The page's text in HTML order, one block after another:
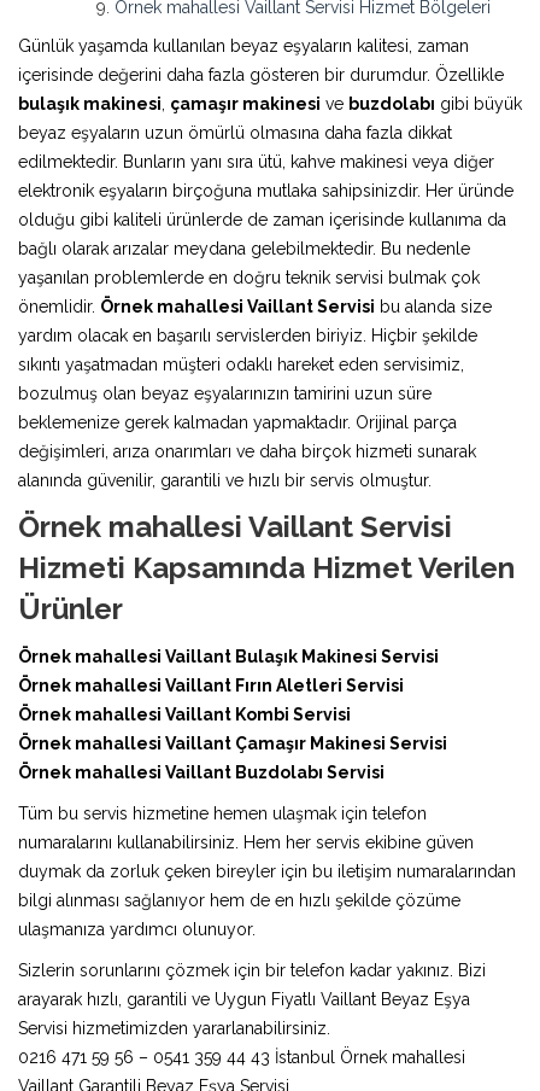
Örnek mahallesi Vaillant Servisi Hizmet Bölgeleri
Günlük yaşamda kullanılan beyaz eşyaların kalitesi, zaman
içerisinde değerini daha fazla gösteren bir durumdur. Özellikle
bulaşık makinesi çamaşır makinesi ve buzdolabı gibi büyük
beyaz eşyaların uzun ömürlü olmasına daha fazla dikkat
edilmektedir. Bunların yanı sıra ütü, kahve makinesi veya diğer
elektronik eşyaların birçoğuna mutlaka sahipsinizdir. Her üründe
olduğu gibi kaliteli ürünlerde de zaman içerisinde kullanıma da
bağlı olarak arızalar meydana gelebilmektedir. Bu nedenle
yaşanılan problemlerde en doğru teknik servisi bulmak çok
önemlidir. Örnek mahallesi Vaillant Servisi bu alanda size
yardım olacak en başarılı servislerden biriyiz. Hiçbir şekilde
sıkıntı yaşatmadan müşteri odaklı hareket eden servisimiz,
bozulmuş olan beyaz eşyalarınızın tamirini uzun süre
beklemenize gerek kalmadan yapmaktadır. Orijinal parça
değişimleri, arıza onarımları ve daha birçok hizmeti sunarak
alanında güvenilir, garantili ve hızlı bir servis olmuştur.
Örnek mahallesi Vaillant Servisi
Hizmeti Kapsamında Hizmet Verilen
Ürünler
Örnek mahallesi Vaillant Bulaşık Makinesi Servisi
Örnek mahallesi Vaillant Fırın Aletleri Servisi
Örnek mahallesi Vaillant Kombi Servisi
Örnek mahallesi Vaillant Çamaşır Makinesi Servisi
Örnek mahallesi Vaillant Buzdolabı Servisi
Tüm bu servis hizmetine hemen ulaşmak için telefon
numaralarını kullanabilirsiniz. Hem her servis ekibine güven
duymak da zorluk çeken bireyler için bu iletişim numaralarından
bilgi alınması sağlanıyor hem de en hızlı şekilde çözüme
ulaşmanıza yardımcı olunuyor.
Sizlerin sorunlarını çözmek için bir telefon kadar yakınız. Bizi
arayarak hızlı, garantili ve Uygun Fiyatlı Vaillant Beyaz Eşya
Servisi hizmetimizden yararlanabilirsiniz.
0216 471 59 56 – 0541 359 44 43 İstanbul Örnek mahallesi
Vaillant Garantili Beyaz Eşya Servisi